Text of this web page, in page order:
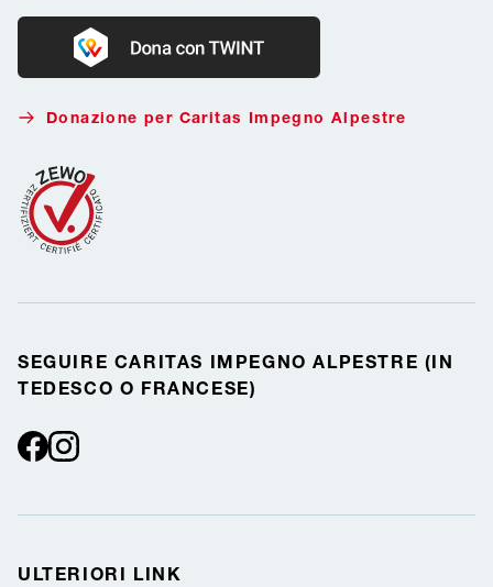
Donate with Twint
Donazione per Caritas Impegno Alpestre
SEGUIRE CARITAS IMPEGNO ALPESTRE (IN
TEDESCO O FRANCESE)
facebookinstagram
ULTERIORI LINK